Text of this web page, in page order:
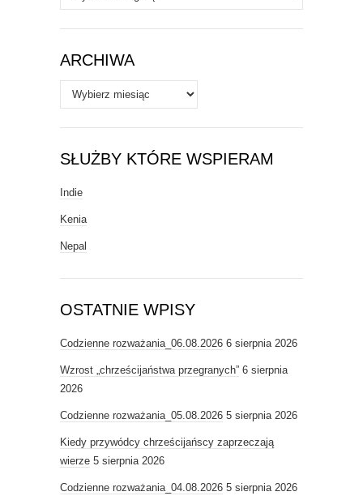
/
Tematy
ARCHIWA
Archiwa
SŁUŻBY KTÓRE WSPIERAM
Indie
Kenia
Nepal
OSTATNIE WPISY
Codzienne rozważania_06.08.2026 6 sierpnia 2026
Wzrost „chrześcijaństwa przegranych” 6 sierpnia
2026
Codzienne rozważania_05.08.2026 5 sierpnia 2026
Kiedy przywódcy chrześcijańscy zaprzeczają
wierze 5 sierpnia 2026
Codzienne rozważania_04.08.2026 5 sierpnia 2026